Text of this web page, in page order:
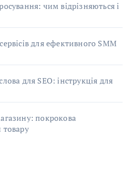
чим відрізняються і
для ефективного SMM
для SEO: інструкція для
покрокова
товару